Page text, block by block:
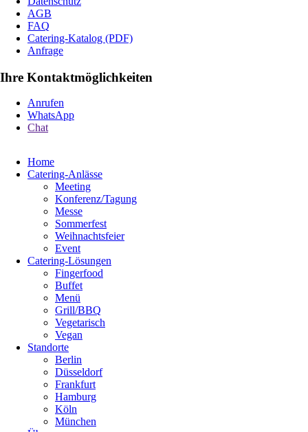
AGB
FAQ
Catering-Katalog (PDF)
Anfrage
Ihre Kontaktmöglichkeiten
Anrufen
WhatsApp
Chat
überspringen
Home
Catering-Anlässe
Meeting
Konferenz/Tagung
Messe
Sommerfest
Weihnachtsfeier
Event
Catering-Lösungen
Fingerfood
Buffet
Menü
Grill/BBQ
Vegetarisch
Vegan
Standorte
Berlin
Düsseldorf
Frankfurt
Hamburg
Köln
München